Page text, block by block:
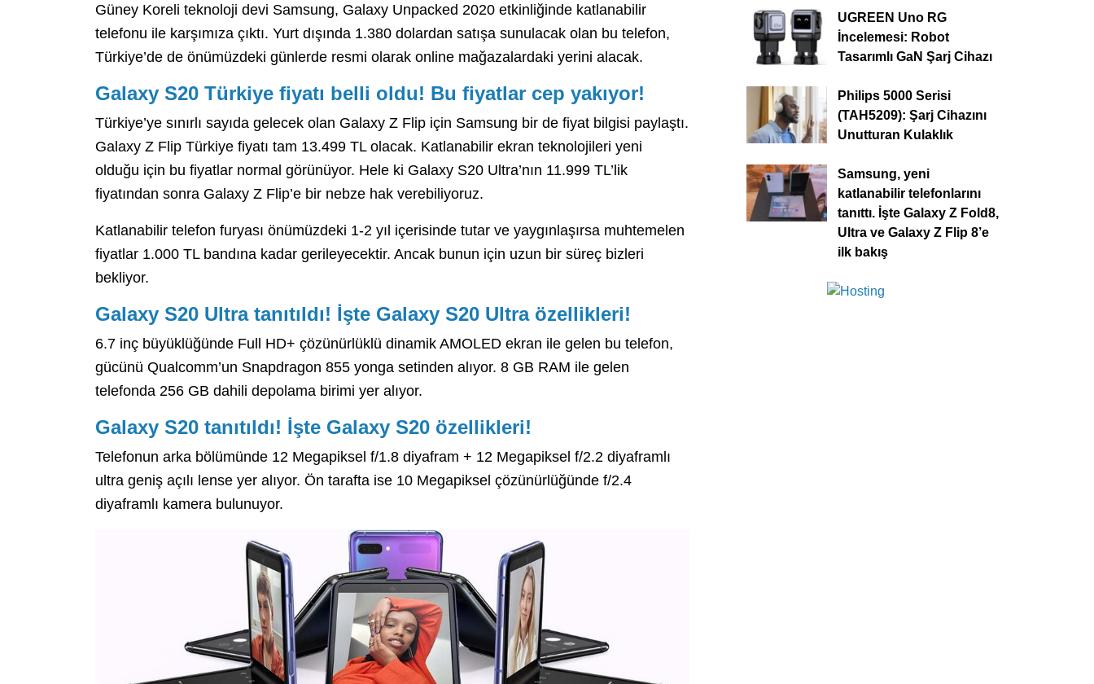
Güney Koreli teknoloji devi Samsung, Galaxy Unpacked 2020 etkinliğinde katlanabilir
telefonu ile karşımıza çıktı. Yurt dışında 1.380 dolardan satışa sunulacak olan bu telefon,
Türkiye’de de önümüzdeki günlerde resmi olarak online mağazalardaki yerini alacak.
Galaxy S20 Türkiye fiyatı belli oldu! Bu fiyatlar cep yakıyor!
Türkiye’ye sınırlı sayıda gelecek olan Galaxy Z Flip için Samsung bir de fiyat bilgisi paylaştı.
Galaxy Z Flip Türkiye fiyatı tam 13.499 TL olacak. Katlanabilir ekran teknolojileri yeni
olduğu için bu fiyatlar normal görünüyor. Hele ki Galaxy S20 Ultra’nın 11.999 TL’lik
fiyatından sonra Galaxy Z Flip’e bir nebze hak verebiliyoruz.
Katlanabilir telefon furyası önümüzdeki 1-2 yıl içerisinde tutar ve yaygınlaşırsa muhtemelen
fiyatlar 1.000 TL bandına kadar gerileyecektir. Ancak bunun için uzun bir süreç bizleri
bekliyor.
Galaxy S20 Ultra tanıtıldı! İşte Galaxy S20 Ultra özellikleri!
6.7 inç büyüklüğünde Full HD+ çözünürlüklü dinamik AMOLED ekran ile gelen bu telefon,
gücünü Qualcomm’un Snapdragon 855 yonga setinden alıyor. 8 GB RAM ile gelen
telefonda 256 GB dahili depolama birimi yer alıyor.
Galaxy S20 tanıtıldı! İşte Galaxy S20 özellikleri!
Telefonun arka bölümünde 12 Megapiksel f/1.8 diyafram + 12 Megapiksel f/2.2 diyaframlı
ultra geniş açılı lense yer alıyor. Ön tarafta ise 10 Megapiksel çözünürlüğünde f/2.4
diyaframlı kamera bulunuyor.
UGREEN Uno RG
İncelemesi: Robot
Tasarımlı GaN Şarj Cihazı
Philips 5000 Serisi
(TAH5209): Şarj Cihazını
Unutturan Kulaklık
Samsung, yeni
katlanabilir telefonlarını
tanıttı. İşte Galaxy Z Fold8,
Ultra ve Galaxy Z Flip 8’e
ilk bakış